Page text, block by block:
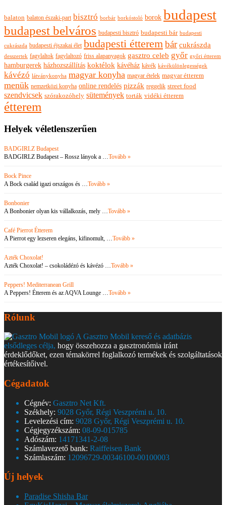
balaton balaton északi-part bisztró borbár borkóstoló borok budapest
budapest belváros budapesti bisztró budapesti bár budapesti
cukrászda budapesti éjszakai élet budapesti étterembár cukrászda
desszertek fagylaltok fagylaltozó friss alapanyagok gasztro celeb győr győri étterem
hamburgerek házhozszállítás koktélok kávéház kávék kávékülönlegességek
kávézó látványkonyha magyar konyha magyar ételek magyar étterem
menük nemzetközi konyha online rendelés pizzák reggelik street food
szendvicsek szórakozóhely sütemények torták vidéki étterem
étterem
Helyek véletlenszerűen
BADGIRLZ Budapest
BADGIRLZ Budapest – Rossz lányok a …Tovább »
Bock Pince
A Bock család igazi országos és …Tovább »
Bonbonier
A Bonbonier olyan kis vállalkozás, mely …Tovább »
Café Pierrot Étterem
A Pierrot egy lezseren elegáns, kifinomult, …Tovább »
Azték Choxolat!
Azték Choxolat! – csokoládézó és kávézó …Tovább »
Peppers! Mediterranean Grill
A Peppers! Étterem és az AQVA Lounge …Tovább »
Rólunk
A Gasztro Mobil kereső és adatbázis
elsődleges célja, hogy összehozza a gasztronómia iránt
érdeklődőket, ezen témakörrel foglalkozó termékek és szolgáltatások
értékesítőivel.
Cégadatok
Cégnév: Gasztro Net Kft.
Székhely: 9028 Győr, Régi Veszprémi u. 10.
Levelezési cím: 9028 Győr, Régi Veszprémi u. 10.
Cégjegyzékszám: 08-09-015785
Adószám: 14171341-2-08
Számlavezető bank: Raiffeisen Bank
Számlaszám: 12096729-00346100-00100003
Új helyek
Paradise Shisha Bar